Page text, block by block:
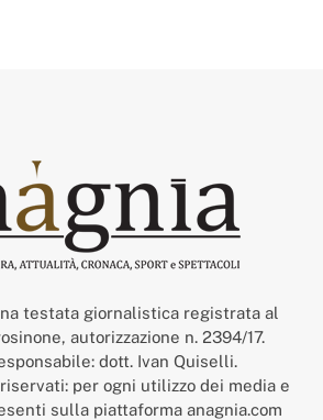
testata giornalistica registrata al
autorizzazione n. 2394/17.
dott. Ivan Quiselli.
per ogni utilizzo dei media e
sulla piattaforma anagnia.com